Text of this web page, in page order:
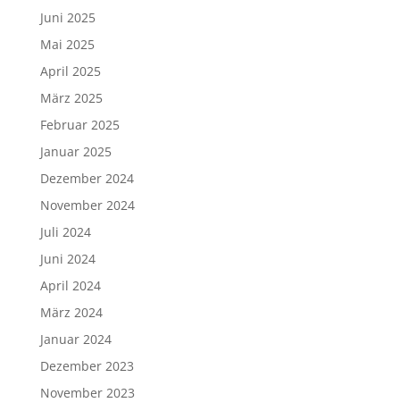
Juni 2025
Mai 2025
April 2025
März 2025
Februar 2025
Januar 2025
Dezember 2024
November 2024
Juli 2024
Juni 2024
April 2024
März 2024
Januar 2024
Dezember 2023
November 2023